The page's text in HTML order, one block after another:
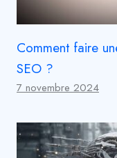
Comment faire
SEO ?
7 novembre 2024